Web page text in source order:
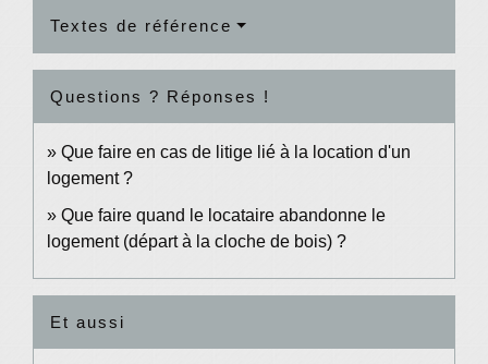
Textes de référence
Questions ? Réponses !
Que faire en cas de litige lié à la location d'un
logement ?
Que faire quand le locataire abandonne le
logement (départ à la cloche de bois) ?
Et aussi